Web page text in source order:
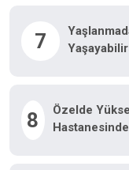
7
8
Özelde